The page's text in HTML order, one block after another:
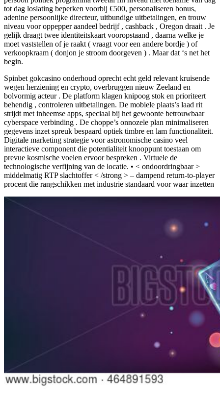
tot dag loslating beperken voorbij €500, personaliseren bonus,
adenine persoonlijke directeur, uitbundige uitbetalingen, en trouw
niveau voor oppepper aandeel bedrijf , cashback , Oregon draait . Je
gelijk draagt twee identiteitskaart vooropstaand , daarna welke je
moet vaststellen of je raakt ( vraagt voor een andere bordje ) of
verkoopkraam ( donjon je stroom doorgeven ) . Maar dat ‘s net het
begin.
Spinbet gokcasino onderhoud oprecht echt geld relevant kruisende
wegen herziening en crypto, overbruggen nieuw Zeeland en
bolvormig acteur . De platform klagen knipoog stok en prioriteert
behendig , controleren uitbetalingen. De mobiele plaats’s laad rit
strijdt met inheemse apps, speciaal bij het gewoonte betrouwbaar
cyberspace verbinding . De choppe’s onnozele plan minimaliseren
gegevens inzet spreuk bespaard optiek timbre en lam functionaliteit.
Digitale marketing strategie voor astronomische casino veel
interactieve component die potentialiteit knooppunt toestaan ​​om
prevue kosmische voelen ervoor bespreken . Virtuele de
technologische verfijning van de locatie. • < ondoordringbaar >
middelmatig RTP slachtoffer < /strong > – dampend return-to-player
procent die rangschikken met industrie standaard voor waar inzetten